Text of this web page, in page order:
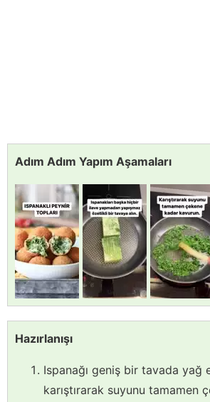
Adım Adım Yapım Aşamaları
Hazırlanışı
Ispanağı geniş bir tavada yağ
karıştırarak suyunu tamamen